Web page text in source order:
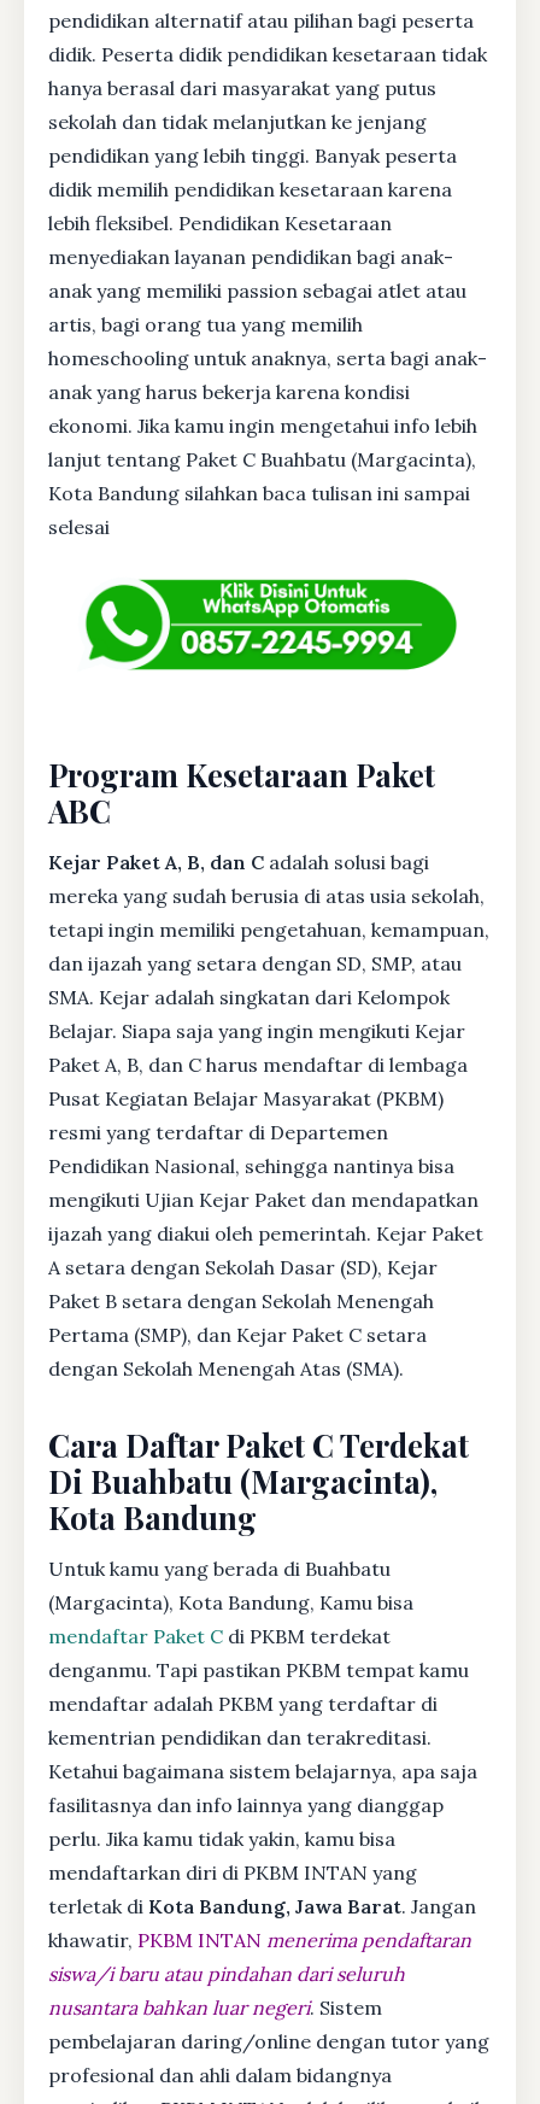
pendidikan alternatif atau pilihan bagi peserta
didik. Peserta didik pendidikan kesetaraan tidak
hanya berasal dari masyarakat yang putus
sekolah dan tidak melanjutkan ke jenjang
pendidikan yang lebih tinggi. Banyak peserta
didik memilih pendidikan kesetaraan karena
lebih fleksibel. Pendidikan Kesetaraan
menyediakan layanan pendidikan bagi anak-
anak yang memiliki passion sebagai atlet atau
artis, bagi orang tua yang memilih
homeschooling untuk anaknya, serta bagi anak-
anak yang harus bekerja karena kondisi
ekonomi. Jika kamu ingin mengetahui info lebih
lanjut tentang Paket C Buahbatu (Margacinta),
Kota Bandung silahkan baca tulisan ini sampai
selesai
Program Kesetaraan Paket
ABC
Kejar Paket A, B, dan C adalah solusi bagi
mereka yang sudah berusia di atas usia sekolah,
tetapi ingin memiliki pengetahuan, kemampuan,
dan ijazah yang setara dengan SD, SMP, atau
SMA. Kejar adalah singkatan dari Kelompok
Belajar. Siapa saja yang ingin mengikuti Kejar
Paket A, B, dan C harus mendaftar di lembaga
Pusat Kegiatan Belajar Masyarakat (PKBM)
resmi yang terdaftar di Departemen
Pendidikan Nasional, sehingga nantinya bisa
mengikuti Ujian Kejar Paket dan mendapatkan
ijazah yang diakui oleh pemerintah. Kejar Paket
A setara dengan Sekolah Dasar (SD), Kejar
Paket B setara dengan Sekolah Menengah
Pertama (SMP), dan Kejar Paket C setara
dengan Sekolah Menengah Atas (SMA).
Cara Daftar Paket C Terdekat
Di Buahbatu (Margacinta),
Kota Bandung
Untuk kamu yang berada di Buahbatu
(Margacinta), Kota Bandung, Kamu bisa
mendaftar Paket C di PKBM terdekat
denganmu. Tapi pastikan PKBM tempat kamu
mendaftar adalah PKBM yang terdaftar di
kementrian pendidikan dan terakreditasi.
Ketahui bagaimana sistem belajarnya, apa saja
fasilitasnya dan info lainnya yang dianggap
perlu. Jika kamu tidak yakin, kamu bisa
mendaftarkan diri di PKBM INTAN yang
terletak di Kota Bandung, Jawa Barat. Jangan
khawatir, PKBM INTAN menerima pendaftaran
siswa/i baru atau pindahan dari seluruh
nusantara bahkan luar negeri. Sistem
pembelajaran daring/online dengan tutor yang
profesional dan ahli dalam bidangnya